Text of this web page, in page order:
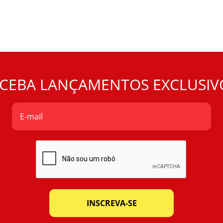
LANÇAMENTOS
INSCREVA-SE